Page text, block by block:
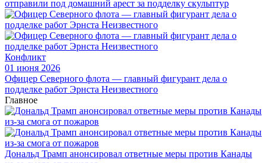
отправили под домашний арест за подделку скульптур
Конфликт
01 июня 2026
Офицер Северного флота — главный фигурант дела о
подделке работ Эрнста Неизвестного
Главное
Дональд Трамп анонсировал ответные меры против Канады